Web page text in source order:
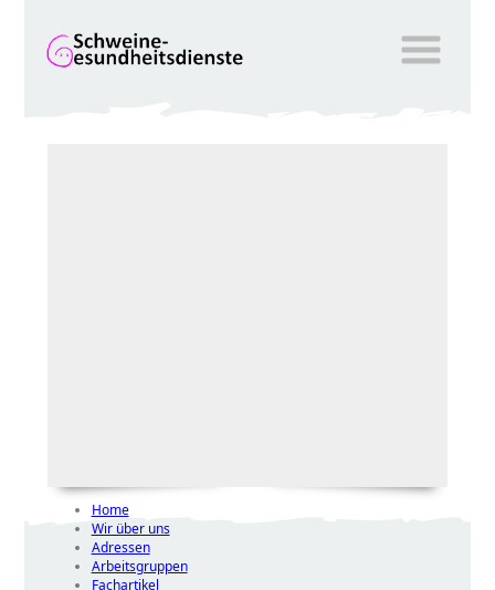
Home
Wir über uns
Adressen
Arbeitsgruppen
Fachartikel